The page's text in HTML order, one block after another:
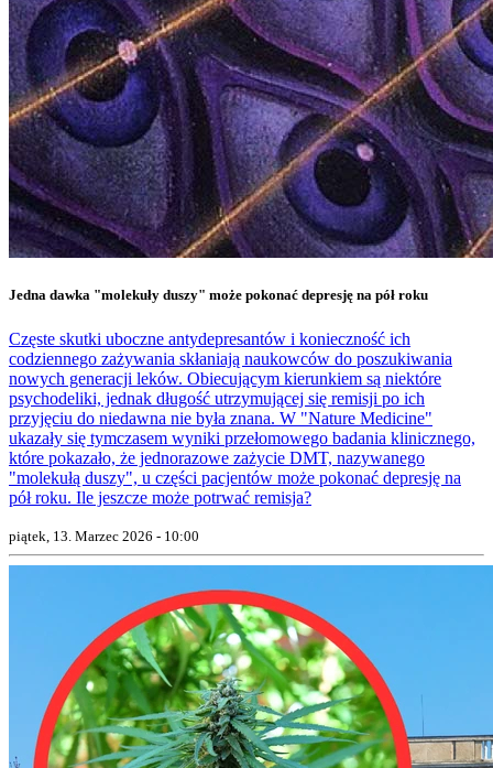
Jedna dawka "molekuły duszy" może pokonać depresję na pół roku
Częste skutki uboczne antydepresantów i konieczność ich
codziennego zażywania skłaniają naukowców do poszukiwania
nowych generacji leków. Obiecującym kierunkiem są niektóre
psychodeliki, jednak długość utrzymującej się remisji po ich
przyjęciu do niedawna nie była znana. W "Nature Medicine"
ukazały się tymczasem wyniki przełomowego badania klinicznego,
które pokazało, że jednorazowe zażycie DMT, nazywanego
"molekułą duszy", u części pacjentów może pokonać depresję na
pół roku. Ile jeszcze może potrwać remisja?
piątek, 13. Marzec 2026 - 10:00